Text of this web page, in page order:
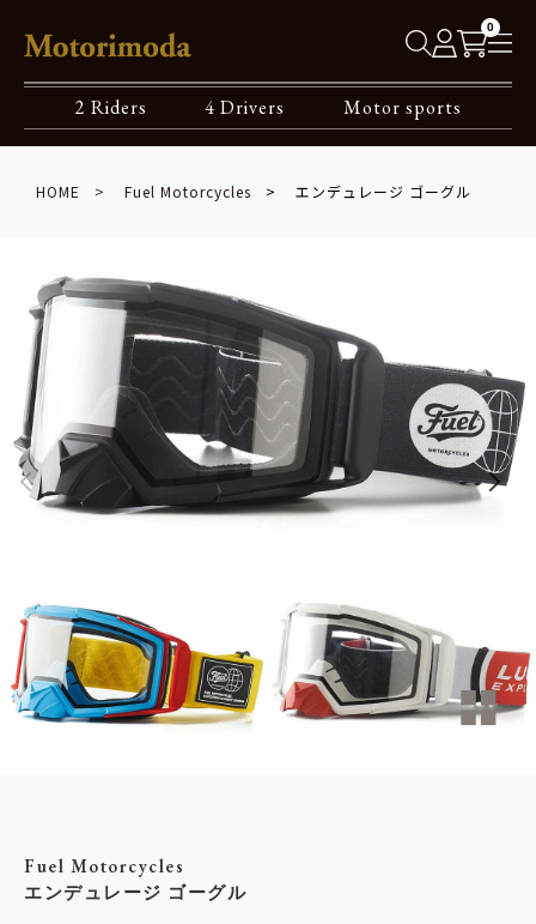
0
2 Riders 4 Drivers Motor sports
HOME Fuel Motorcycles エンデュレージ ゴーグル
Fuel Motorcycles
エンデュレージ ゴーグル